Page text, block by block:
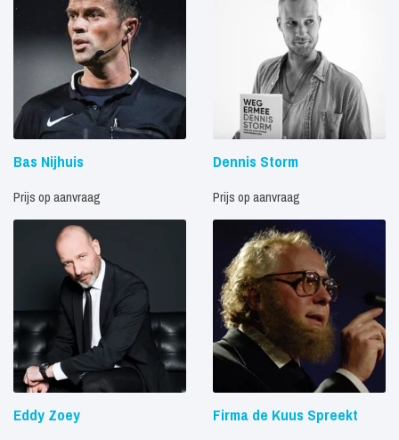
Bas Nijhuis
Prijs op aanvraag
Dennis Storm
Prijs op aanvraag
Eddy Zoey Firma de Kuus Spreekt